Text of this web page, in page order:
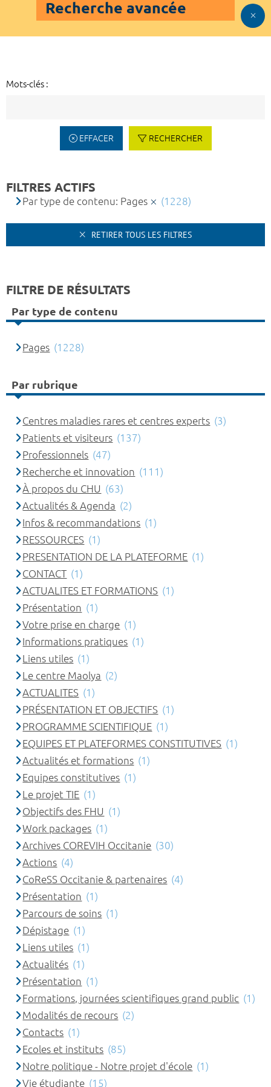
Recherche avancée
Mots-clés :
EFFACER RECHERCHER
FILTRES ACTIFS
Par type de contenu: Pages (1228)
RETIRER TOUS LES FILTRES
FILTRE DE RÉSULTATS
Par type de contenu
Pages (1228)
Par rubrique
Centres maladies rares et centres experts (3)
Patients et visiteurs (137)
Professionnels (47)
Recherche et innovation (111)
À propos du CHU (63)
Actualités & Agenda (2)
Infos & recommandations (1)
RESSOURCES (1)
PRESENTATION DE LA PLATEFORME (1)
CONTACT (1)
ACTUALITES ET FORMATIONS (1)
Présentation (1)
Votre prise en charge (1)
Informations pratiques (1)
Liens utiles (1)
Le centre Maolya (2)
ACTUALITES (1)
PRÉSENTATION ET OBJECTIFS (1)
PROGRAMME SCIENTIFIQUE (1)
EQUIPES ET PLATEFORMES CONSTITUTIVES (1)
Actualités et formations (1)
Equipes constitutives (1)
Le projet TIE (1)
Objectifs des FHU (1)
Work packages (1)
Archives COREVIH Occitanie (30)
Actions (4)
CoReSS Occitanie & partenaires (4)
Présentation (1)
Parcours de soins (1)
Dépistage (1)
Liens utiles (1)
Actualités (1)
Présentation (1)
Formations, journées scientifiques grand public (1)
Modalités de recours (2)
Contacts (1)
Ecoles et instituts (85)
Notre politique - Notre projet d'école (1)
Vie étudiante (15)